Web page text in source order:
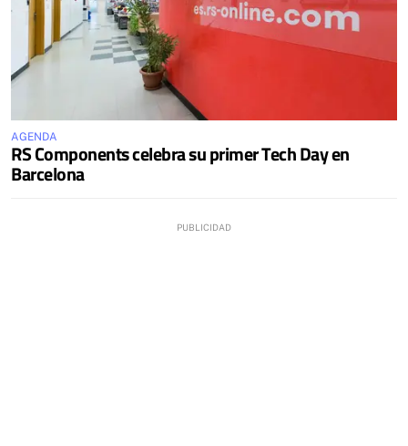
AGENDA
RS Components celebra su primer Tech Day en
Barcelona